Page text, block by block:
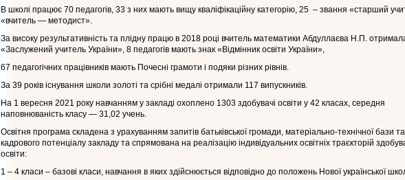
В школі працює 70 педагогів, 33 з них мають вищу кваліфікаційну категорію, 25 – звання «старший
«вчитель — методист».
За високу результативність та плідну працю в 2018 році вчитель математики Абдуллаєва Н.П.
«Заслужений учитель України», 8 педагогів мають знак «Відмінник освіти України»,
67 педагогічних працівників мають Почесні грамоти і подяки різних рівнів.
За 39 років існування школи золоті та срібні медалі отримали 117 випускників.
На 1 вересня 2021 року навчанням у закладі охоплено 1303 здобувачі освіти у 42 класах, середня
наповнюваність класу — 31,02 учень.
Освітня програма складена з урахуванням запитів батьківської громади, матеріально-технічної бази та
кадрового потенціалу закладу та спрямована на реалізацію індивідуальних освітніх траєкторій
освіти:
1 – 4 класи – базові класи, навчання в яких здійснюється відповідно до положень Нової української